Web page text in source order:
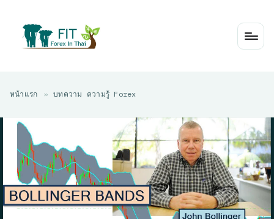
หน้าแรก » บทความ ความรู้ Forex